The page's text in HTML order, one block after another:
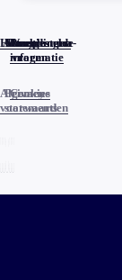
Home
Actueel
Uitzendingen
Reacties
Programma-
informatie
Veelgestelde
vragen
Algemene
voorwaarden
Privacy
statements
Cookies